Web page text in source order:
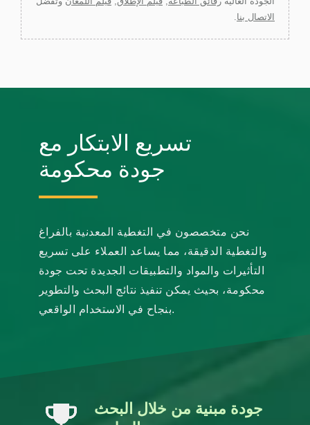
الاتصال بنا.
تسريع الابتكار مع
جودة محكومة
نحن متخصصون في التغطية المعدنية بالفراغ
والتغطية الدقيقة، مما يساعد العملاء على تسريع
التأثيرات والمواد والتطبيقات الجديدة تحت جودة
محكومة، بحيث يمكن تنفيذ نتائج البحث والتطوير
بنجاح في الاستخدام الواقعي.
جودة مبنية من خلال البحث